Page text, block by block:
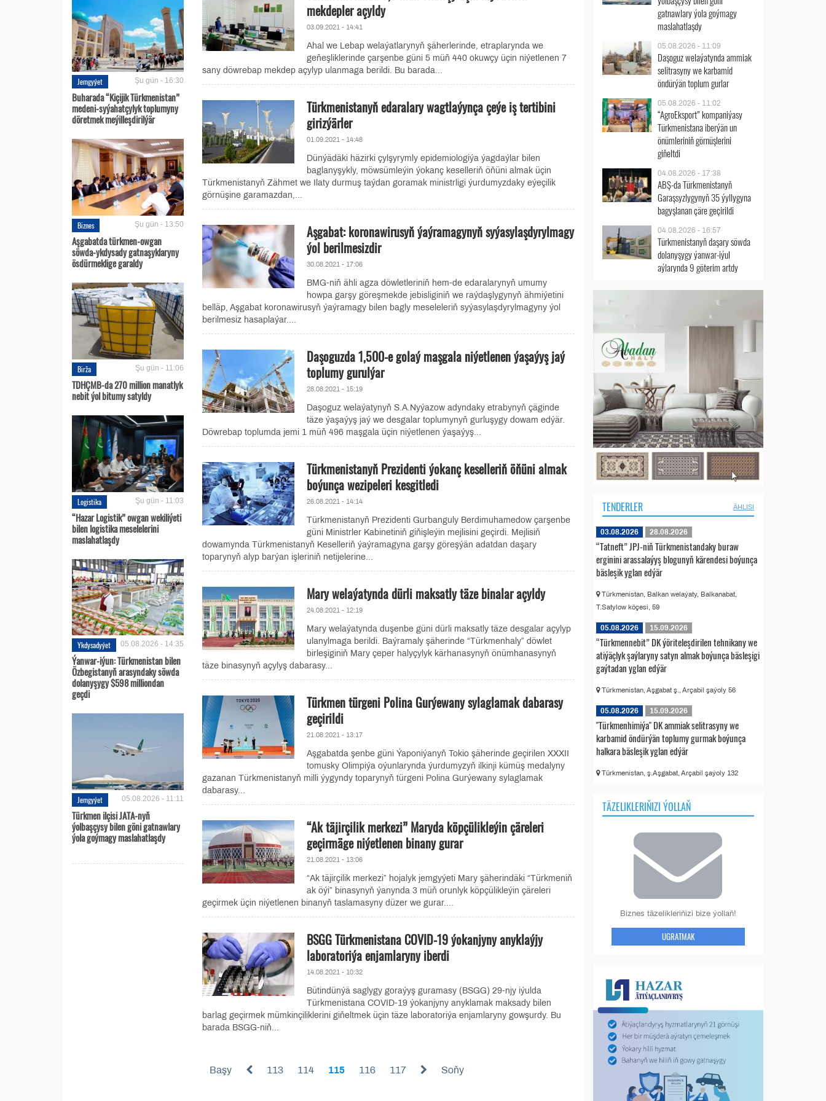
Jemgyýet Şu gün - 16:30
Buharada “Kiçijik Türkmenistan”
medeni-syýahatçylyk toplumyny
döretmek meýilleşdirilýär
Biznes Şu gün - 13:50
Aşgabatda türkmen-owgan
söwda-ykdysady gatnaşyklaryny
ösdürmeklige garaldy
Birža Şu gün - 11:06
TDHÇMB-da 270 million manatlyk
nebit ýol bitumy satyldy
Logistika Şu gün - 11:03
“Hazar Logistik” owgan wekiliýeti
bilen logistika meselelerini
maslahatlaşdy
Ykdysadyýet 05.08.2026 - 14:35
Ýanwar-iýun: Türkmenistan bilen
Özbegistanyň arasyndaky söwda
dolanyşygy $598 milliondan
geçdi
Jemgyýet 05.08.2026 - 11:11
Türkmen ilçisi JATA-nyň
ýolbaşçysy bilen göni gatnawlary
ýola goýmagy maslahatlaşdy
mekdepler açyldy
03.09.2021 - 14:41
Ahal we Lebap welaýatlarynyň şäherlerinde, etraplarynda we
geňeşliklerinde çarşenbe güni 5 müň 440 okuwçy üçin niýetlenen 7
sany döwrebap mekdep açylyp ulanmaga berildi. Bu barada...
Türkmenistanyň edaralary wagtlaýynça çeýe iş tertibini
girizýärler
01.09.2021 - 14:48
Dünýädäki häzirki çylşyrymly epidemiologiýa ýagdaýlar bilen
baglanyşykly, möwsümleýin ýokanç keselleriň öňüni almak üçin
Türkmenistanyň Zähmet we Ilaty durmuş taýdan goramak ministrligi ýurdumyzdaky eýeçilik
görnüşine garamazdan,...
Aşgabat: koronawirusyň ýaýramagynyň syýasylaşdyrylmagy
ýol berilmesizdir
30.08.2021 - 17:06
BMG-niň ähli agza döwletleriniň hem-de edaralarynyň umumy
howpa garşy göreşmekde jebisliginiň we raýdaşlygynyň ähmiýetini
belläp, Aşgabat koronawirusyň ýaýramagy bilen bagly meseleleriň syýasylaşdyrylmagyny ýol
berilmesiz hasaplaýar....
Daşoguzda 1,500-e golaý maşgala niýetlenen ýaşaýyş jaý
toplumy gurulýar
28.08.2021 - 15:19
Daşoguz welaýatynyň S.A.Nyýazow adyndaky etrabynyň çäginde
täze ýaşaýyş jaý we desgalar toplumynyň gurluşygy dowam edýär.
Döwrebap toplumda jemi 1 müň 496 maşgala üçin niýetlenen ýaşaýyş...
Türkmenistanyň Prezidenti ýokanç keselleriň öňüni almak
boýunça wezipeleri kesgitledi
26.08.2021 - 14:14
Türkmenistanyň Prezidenti Gurbanguly Berdimuhamedow çarşenbe
güni Ministrler Kabinetiniň giňişleýin mejlisini geçirdi. Mejlisiň
dowamynda Türkmenistanyň Keselleriň ýaýramagyna garşy göreşýän adatdan daşary
toparynyň alyp barýan işleriniň netijelerine...
Mary welaýatynda dürli maksatly täze binalar açyldy
24.08.2021 - 12:19
Mary welaýatynda duşenbe güni dürli maksatly täze desgalar açylyp
ulanylmaga berildi. Baýramaly şäherinde “Türkmenhaly” döwlet
birleşiginiň Mary çeper halyçylyk kärhanasynyň önümhanasynyň
täze binasynyň açylyş dabarasy...
Türkmen türgeni Polina Gurýewany sylaglamak dabarasy
geçirildi
21.08.2021 - 13:17
Aşgabatda şenbe güni Ýaponiýanyň Tokio şäherinde geçirilen XXXII
tomusky Olimpiýa oýunlarynda ýurdumyzyň ilkinji kümüş medalyny
gazanan Türkmenistanyň milli ýygyndy toparynyň türgeni Polina Gurýewany sylaglamak
dabarasy...
“Ak täjirçilik merkezi” Maryda köpçülikleýin çäreleri
geçirmäge niýetlenen binany gurar
21.08.2021 - 13:06
“Ak täjirçilik merkezi” hojalyk jemgyýeti Mary şäherindäki “Türkmeniň
ak öýi” binasynyň ýanynda 3 müň orunlyk köpçülikleýin çäreleri
geçirmek üçin niýetlenen binanyň taslamasyny düzer we gurar....
BSGG Türkmenistana COVID-19 ýokanjyny anyklaýjy
laboratoriýa enjamlaryny iberdi
14.08.2021 - 10:32
Bütindünýä saglygy goraýyş guramasy (BSGG) 29-njy iýulda
Türkmenistana COVID-19 ýokanjyny anyklamak maksady bilen
barlag geçirmek mümkinçiliklerini giňeltmek üçin täze laboratoriýa enjamlaryny gowşurdy. Bu
barada BSGG-niň...
Başy 113 114 115 116 117 Soňy
gatnawlary ýola goýmagy
maslahatlaşdy
05.08.2026 - 11:09
Daşoguz welaýatynda ammiak
selitrasyny we karbamid
öndürýän toplum gurlar
05.08.2026 - 11:02
“AgroEksport” kompaniýasy
Türkmenistana iberýän un
önümleriniň görnüşlerini
giňeltdi
04.08.2026 - 17:38
ABŞ-da Türkmenistanyň
Garaşsyzlygynyň 35 ýyllygyna
bagyşlanan çäre geçirildi
04.08.2026 - 16:57
Türkmenistanyň daşary söwda
dolanyşygy ýanwar-iýul
aýlarynda 9 göterim artdy
TENDERLER ÄHLISI
03.08.2026 28.08.2026
“Tatneft” JPJ-niň Türkmenistandaky buraw
erginini arassalaýyş blogunyň kärendesi boýunça
bäsleşik yglan edýär
Türkmenistan, Balkan welaýaty, Balkanabat,
T.Satylow köçesi, 59
05.08.2026 15.09.2026
“Türkmennebit” DK ýöriteleşdirilen tehnikany we
atiýäçlyk şaýlaryny satyn almak boýunça bäsleşigi
gaýtadan yglan edýär
Türkmenistan, Aşgabat ş., Arçabil şaýoly 56
05.08.2026 15.09.2026
"Türkmenhimiýa" DK ammiak selitrasyny we
karbamid öndürýän toplumy gurmak boýunça
halkara bäsleşik yglan edýär
Türkmenistan, ş.Aşgabat, Arçabil şaýoly 132
TÄZELIKLERIŇIZI ÝOLLAŇ
Biznes täzelikleriňizi bize ýollaň!
UGRATMAK